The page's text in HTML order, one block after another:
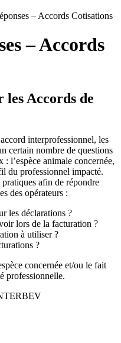
– Accords Cotisations
– Accords
les Accords de
interprofessionnel, les
certain nombre de questions
l’espèce animale concernée,
du professionnel impacté.
afin de répondre
des opérateurs :
les déclarations ?
lors de la facturation ?
à utiliser ?
?
concernée et/ou le fait
professionnelle.